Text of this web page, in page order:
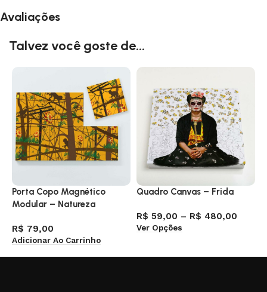
Avaliações
Talvez você goste de...
Porta Copo Magnético
Modular – Natureza
R$ 79,00
Adicionar Ao Carrinho
Quadro Canvas – Frida
R$ 59,00 – R$ 480,00
Ver Opções